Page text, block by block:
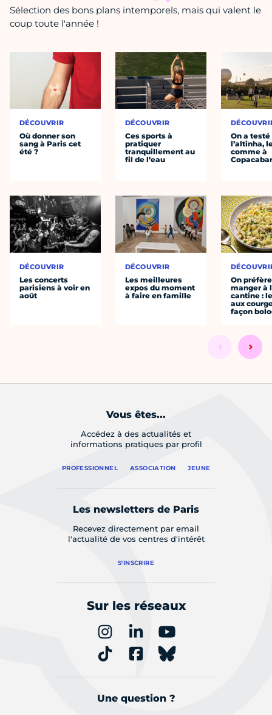
Sélection des bons plans intemporels, mais qui valent le
coup toute l'année !
DÉCOUVRIR
Où donner son
sang à Paris cet
été ?
DÉCOUVRIR
Les concerts
parisiens à voir en
août
DÉCOUVRIR
Ces sports à
pratiquer
tranquillement au
fil de l’eau
DÉCOUVRIR
Les meilleures
expos du moment
à faire en famille
On a testé
l’altinha,
comme à
On préfère
manger à
cantine :
aux
façon
Vous êtes...
Accédez à des actualités et
informations pratiques par profil
PROFESSIONNEL ASSOCIATION JEUNE
Les newsletters de Paris
Recevez directement par email
l'actualité de vos centres d'intérêt
S'INSCRIRE
Sur les réseaux
Une question ?